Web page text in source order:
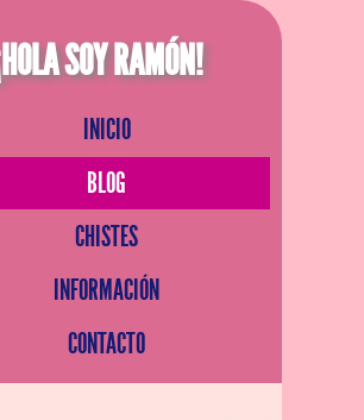
SOY RAMÓN!
INICIO
BLOG
CHISTES
INFORMACIÓN
CONTACTO